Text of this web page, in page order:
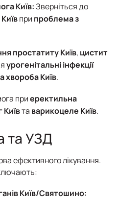
Київ:Зверніться до
при проблема з
простатиту Київ, цистит
урогенітальні інфекції
хвороба Київ.
приеректильна
Київта варикоцеле Київ.
та УЗД
ефективного лікування.
Київ/Святошино: